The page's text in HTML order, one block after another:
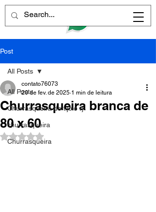
Post
All Posts
Churrasqueira de tijolo rj
churrasqueira
Churrasqueira
All Posts
Churrasqueira branca de
80 x 60
contato76073
20 de fev. de 2025 1 min de leitura
Avaliado com NaN de 5 estrelas.